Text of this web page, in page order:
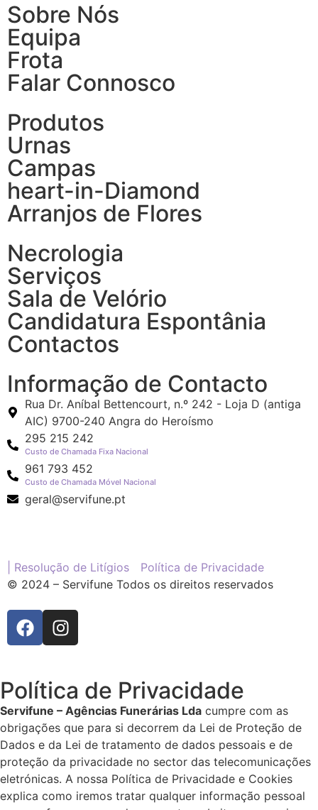
Sobre Nós
Equipa
Frota
Falar Connosco
Produtos
Urnas
Campas
heart-in-Diamond
Arranjos de Flores
Necrologia
Serviços
Sala de Velório
Candidatura Espontânia
Contactos
Informação de Contacto
Rua Dr. Aníbal Bettencourt, n.º 242 - Loja D (antiga
AIC) 9700-240 Angra do Heroísmo
295 215 242
Custo de Chamada Fixa Nacional
961 793 452
Custo de Chamada Móvel Nacional
geral@servifune.pt
| Resolução de Litígios
Política de Privacidade
© 2024 – Servifune Todos os direitos reservados
Política de Privacidade
Servifune – Agências Funerárias Lda cumpre com as
obrigações que para si decorrem da Lei de Proteção de
Dados e da Lei de tratamento de dados pessoais e de
proteção da privacidade no sector das telecomunicações
eletrónicas. A nossa Política de Privacidade e Cookies
explica como iremos tratar qualquer informação pessoal